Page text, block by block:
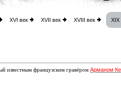
XVI век XVII век XVIII век XIX
известным французским гравёром Арманом